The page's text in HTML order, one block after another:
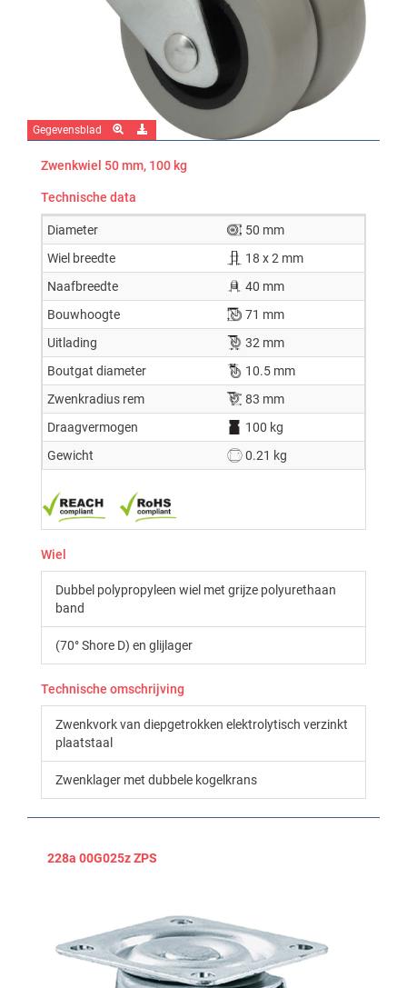
Gegevensblad
Zwenkwiel 50 mm, 100 kg
Technische data
Diameter
50 mm
Wiel breedte
18 x 2 mm
Naafbreedte
40 mm
Bouwhoogte
71 mm
Uitlading
32 mm
Boutgat diameter
10.5 mm
Zwenkradius rem
83 mm
Draagvermogen
100 kg
Gewicht
0.21 kg
Wiel
Dubbel polypropyleen wiel met grijze polyurethaan
band
(70° Shore D) en glijlager
Technische omschrijving
Zwenkvork van diepgetrokken elektrolytisch verzinkt
plaatstaal
Zwenklager met dubbele kogelkrans
228a 00G025z ZPS